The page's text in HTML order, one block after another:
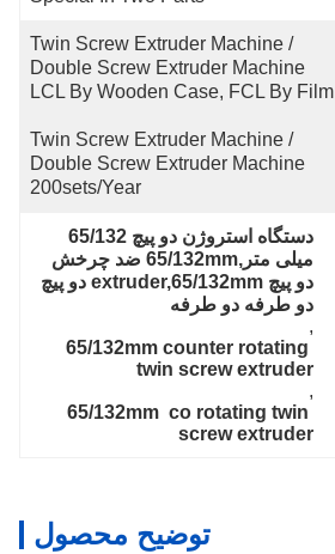
Twin Screw Extruder Machine /
Double Screw Extruder Machine
LCL By Wooden Case, FCL By Film
Twin Screw Extruder Machine /
Double Screw Extruder Machine
200sets/year
دستگاه استروژن دو پیچ 65/132
میلی متر,65/132mm ضد چرخش
دو پیچ extruder,65/132mm دو پیچ
دو طرفه دو طرفه
,
65/132mm counter rotating
twin screw extruder
,
65/132mm  co rotating twin
screw extruder
توضیح محصول